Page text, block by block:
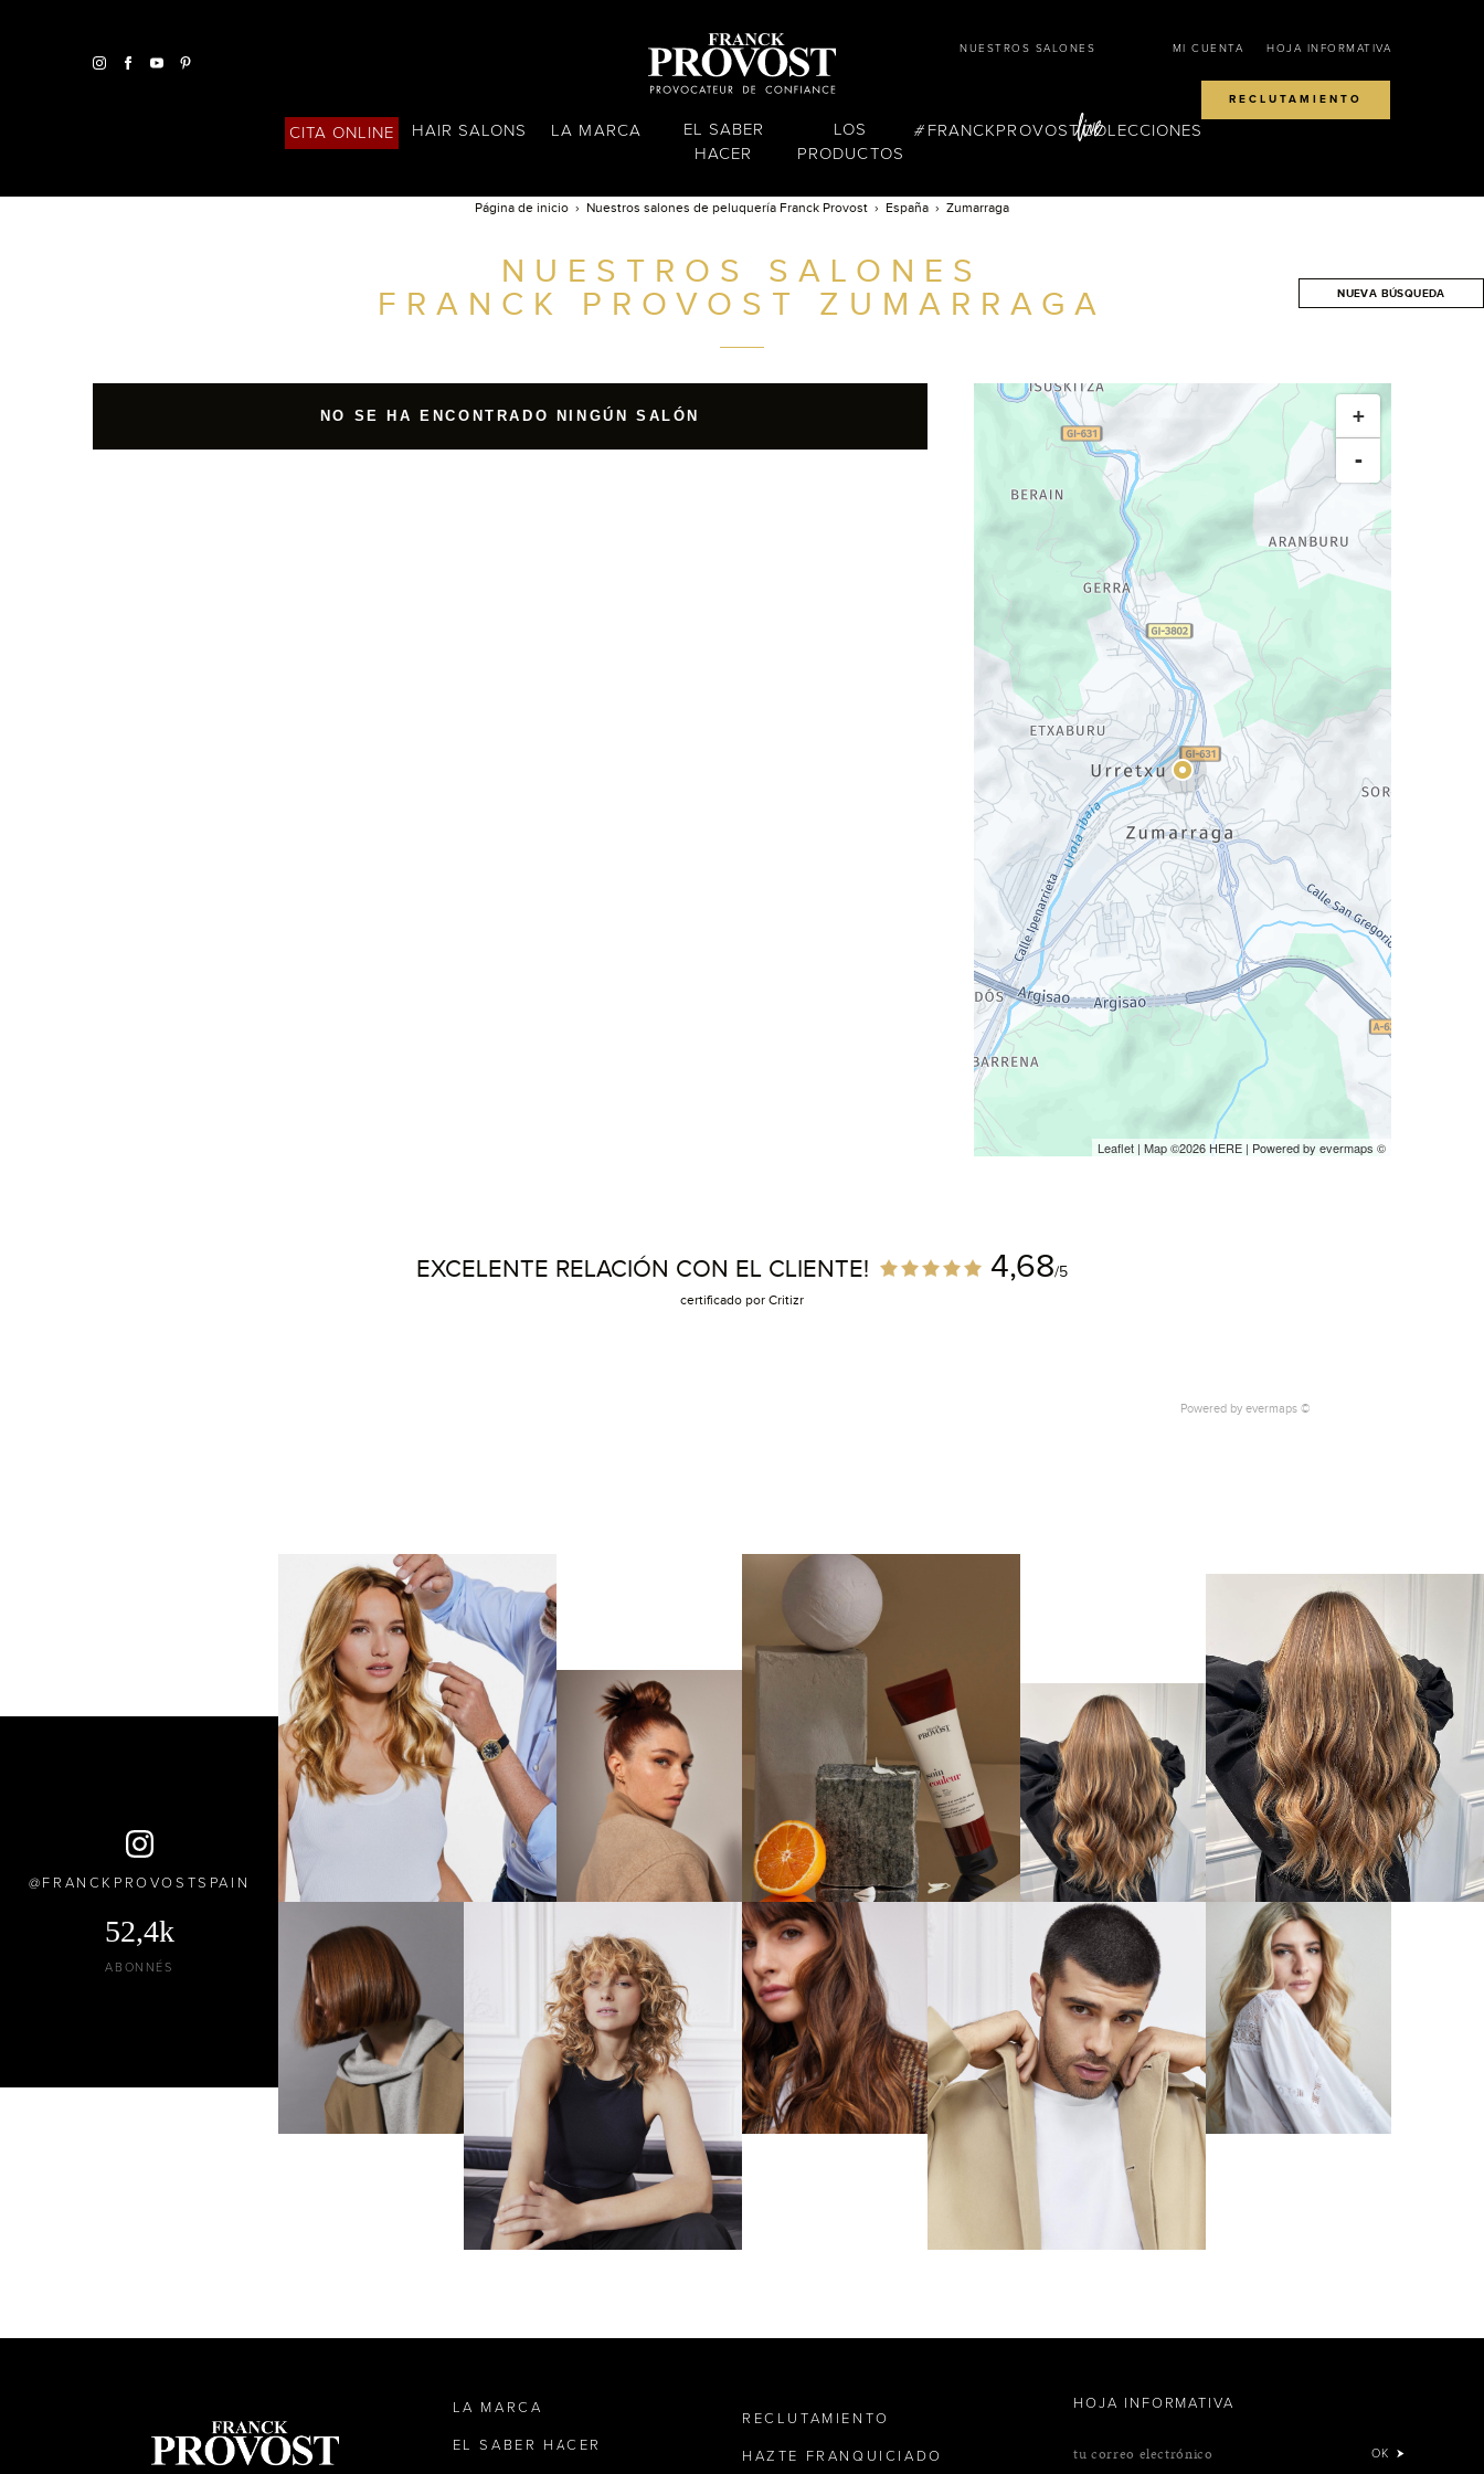
NUESTROS SALONES MI CUENTA HOJA INFORMATIVA
RECLUTAMIENTO
CITA ONLINE HAIR SALONS LA MARCA
EL SABER
HACER
LOS
PRODUCTOS
FRANCKPROVOSTCOLECCIONES
Página de inicio Nuestros salones de peluquería Franck Provost España Zumarraga
NUESTROS SALONES
FRANCK PROVOST
ZUMARRAGA NUEVA BÚSQUEDA
+
-
Leaflet | Map ©2026 HERE | Powered by evermaps ©
NO SE HA ENCONTRADO NINGÚN SALÓN
EXCELENTE RELACIÓN CON EL CLIENTE! 4,68/5
certificado por Critizr
Powered by evermaps ©
FRANCKPROVOSTSPAIN
52,4k
ABONNÉS
LA MARCA
EL SABER HACER
RECLUTAMIENTO
HAZTE FRANQUICIADO
HOJA INFORMATIVA
tu correo electrónico OK